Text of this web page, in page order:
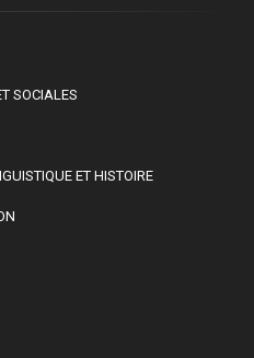
SOCIALES
ET HISTOIRE